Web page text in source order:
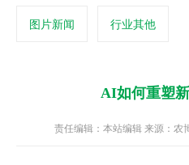
图片新闻 行业其他
AI如何重塑
责任编辑：本站编辑 来源：农